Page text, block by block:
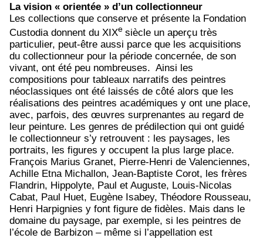
La vision « orientée » d’un collectionneur
Les collections que conserve et présente la Fondation
Custodia donnent du XIXe siècle un aperçu très
particulier, peut-être aussi parce que les acquisitions
du collectionneur pour la période concernée, de son
vivant, ont été peu nombreuses. Ainsi les
compositions pour tableaux narratifs des peintres
néoclassiques ont été laissés de côté alors que les
réalisations des peintres académiques y ont une place,
avec, parfois, des œuvres surprenantes au regard de
leur peinture. Les genres de prédilection qui ont guidé
le collectionneur s’y retrouvent : les paysages, les
portraits, les figures y occupent la plus large place.
François Marius Granet, Pierre-Henri de Valenciennes,
Achille Etna Michallon, Jean-Baptiste Corot, les frères
Flandrin, Hippolyte, Paul et Auguste, Louis-Nicolas
Cabat, Paul Huet, Eugène Isabey, Théodore Rousseau,
Henri Harpignies y font figure de fidèles. Mais dans le
domaine du paysage, par exemple, si les peintres de
l’école de Barbizon – même si l’appellation est